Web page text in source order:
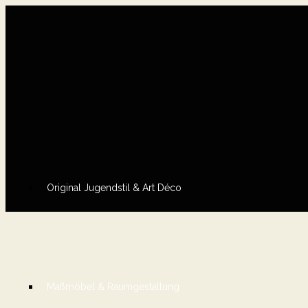
Original Jugendstil & Art Déco
Maßmöbel & Raumgestaltung